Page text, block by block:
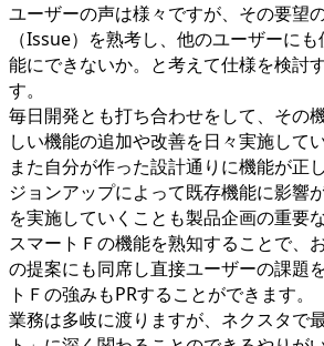
ユーザーの声は様々ですが、その要望
（Issue）を熟考し、他のユーザーに
能にできないか。と考えて仕様を検討
す。
毎日開発とも打ち合わせをして、その
しい機能の追加や改善を日々実施してい
また自分が作った設計通りに機能が正
ジョンアップによって既存機能に影響
を実施していくことも製品企画の重要
スマートＦの機能を熟知することで、
の提案にも同席し直接ユーザーの課題
トＦの強みもPRすることができます。
業務は多岐に渡りますが、ネクスタで